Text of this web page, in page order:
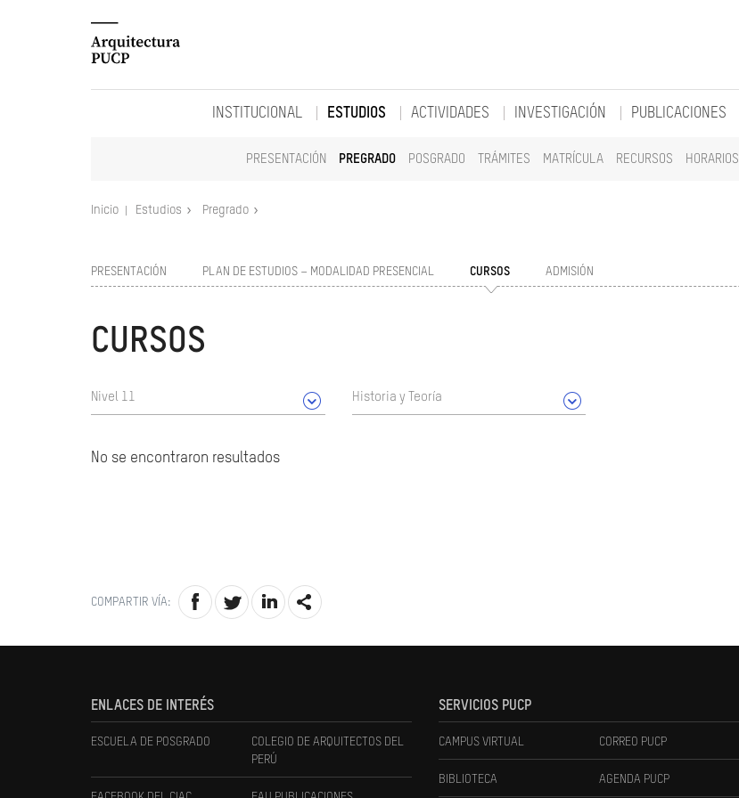
INSTITUCIONAL ESTUDIOS
PRESENTACIÓN PREGRADO POSGRADO TRÁMITES MATRÍCULA RECURSOS HORARIOS
ACTIVIDADES INVESTIGACIÓN PUBLICACIONES
Inicio Estudios Pregrado
PRESENTACIÓN PLAN DE ESTUDIOS – MODALIDAD PRESENCIAL CURSOS ADMISIÓN
CURSOS
Nivel 11 Historia y Teoría
No se encontraron resultados
COMPARTIR VÍA:
ENLACES DE INTERÉS
ESCUELA DE POSGRADO
COLEGIO DE ARQUITECTOS DEL
PERÚ
SERVICIOS PUCP
CAMPUS VIRTUAL CORREO PUCP
BIBLIOTECA AGENDA PUCP